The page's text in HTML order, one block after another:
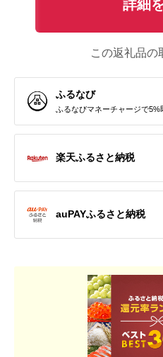
詳細
この返礼品の
ふるなび
ふるなびマネーチャージで5%
楽天ふるさと納税
auPAYふるさと納税